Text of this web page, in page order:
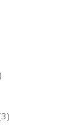
3